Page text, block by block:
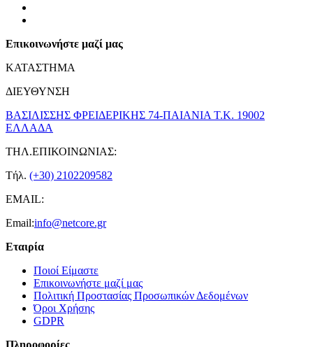
Επικοινωνήστε μαζί μας
ΚΑΤΑΣΤΗΜΑ
ΔΙΕΥΘΥΝΣΗ
ΒΑΣΙΛΙΣΣΗΣ ΦΡΕΙΔΕΡΙΚΗΣ 74-ΠΑΙΑΝΙΑ Τ.Κ. 19002
ΕΛΛΑΔΑ
ΤΗΛ.ΕΠΙΚΟΙΝΩΝΙΑΣ:
Τήλ. (+30) 2102209582
EMAIL:
Email:info@netcore.gr
Εταιρία
Ποιοί Είμαστε
Επικοινωνήστε μαζί μας
Πολιτική Προστασίας Προσωπικών Δεδομένων
Όροι Χρήσης
GDPR
Πληροφορίες